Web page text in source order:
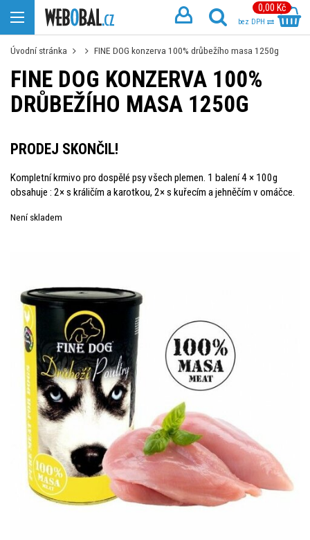
0,00 Kč
bez DPH
Úvodní stránka FINE DOG konzerva 100% drůbežího masa 1250g
FINE DOG KONZERVA 100%
DRŮBEŽÍHO MASA 1250G
PRODEJ SKONČIL!
Kompletní krmivo pro dospělé psy všech plemen. 1 balení 4 × 100g
obsahuje : 2× s králičím a karotkou, 2× s kuřecím a jehněčím v omáčce.
Není skladem